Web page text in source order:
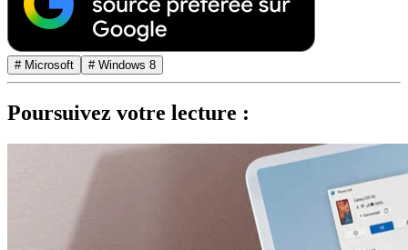
# Microsoft # Windows 8
Poursuivez votre lecture :